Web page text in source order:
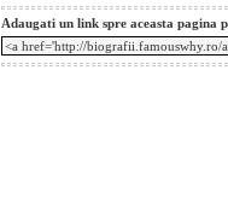
Adaugati un link spre aceasta pagina